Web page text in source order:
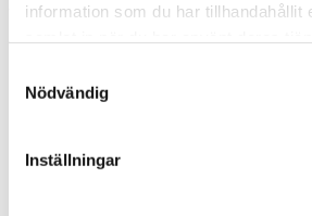
information som du har tillhandahållit
Nödvändig
Inställningar
Fler butiker
Relaterade produkter